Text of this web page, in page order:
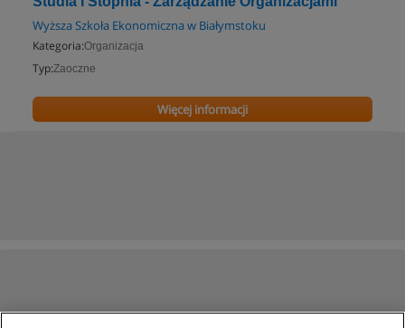
Wyższa Szkoła Ekonomiczna w Białymstoku
Kategoria:Organizacja
Typ:Zaoczne
Więcej informacji